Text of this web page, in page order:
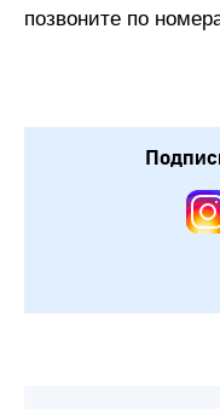
позвоните по